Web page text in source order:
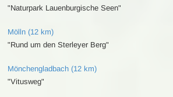
"Naturpark Lauenburgische Seen"
Mölln (12 km)
"Rund um den Sterleyer Berg"
Mönchengladbach (12 km)
"Vitusweg"